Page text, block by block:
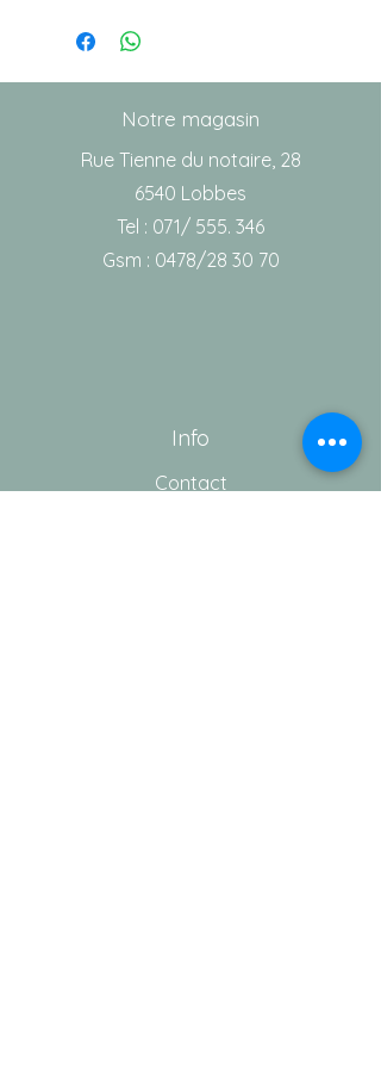
CARACTÉRISTIQUES :
5 cm de large
22,5 cm de long
4 petits compartiments
Espace disponible pour
apposer une étiquette ou une
note au marqueur
Avec couvercle plastique se
Notre magasin
Rue Tienne du notaire, 28
6540 Lobbes
Tel : 071/ 555. 346
Gsm : 0478/28 30 70
Info
Contact